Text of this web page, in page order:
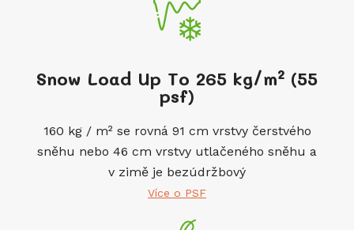
Snow Load Up To 265 kg/m² (55
psf)
160 kg / m² se rovná 91 cm vrstvy čerstvého
sněhu nebo 46 cm vrstvy utlačeného sněhu a
v zimě je bezúdržbový
Více o PSF